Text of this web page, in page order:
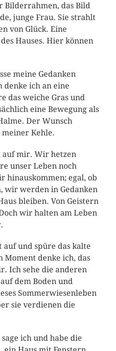
Bilderrahmen, das Bild
junge Frau. Sie strahlt
von Glück. Eine
Hauses. Hier können
meine Gedanken
ich an eine
das weiche Gras und
eine Bewegung als
Der Wunsch
Kehle.
auf mir. Wir hetzen
unser Leben noch
hinauskommen; egal, ob
wir werden in Gedanken
bleiben. Von Geistern
wir halten am Leben
und spüre das kalte
denke ich, das
Ich sehe die anderen
dem Boden und
Sommerwiesenleben
sie verdienen die
ich und habe die